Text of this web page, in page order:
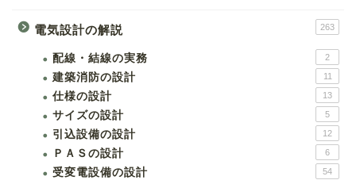
電気設計の解説 263
配線・結線の実務 2
建築消防の設計 11
仕様の設計 13
サイズの設計 5
引込設備の設計 12
ＰＡＳの設計 6
受変電設備の設計 54